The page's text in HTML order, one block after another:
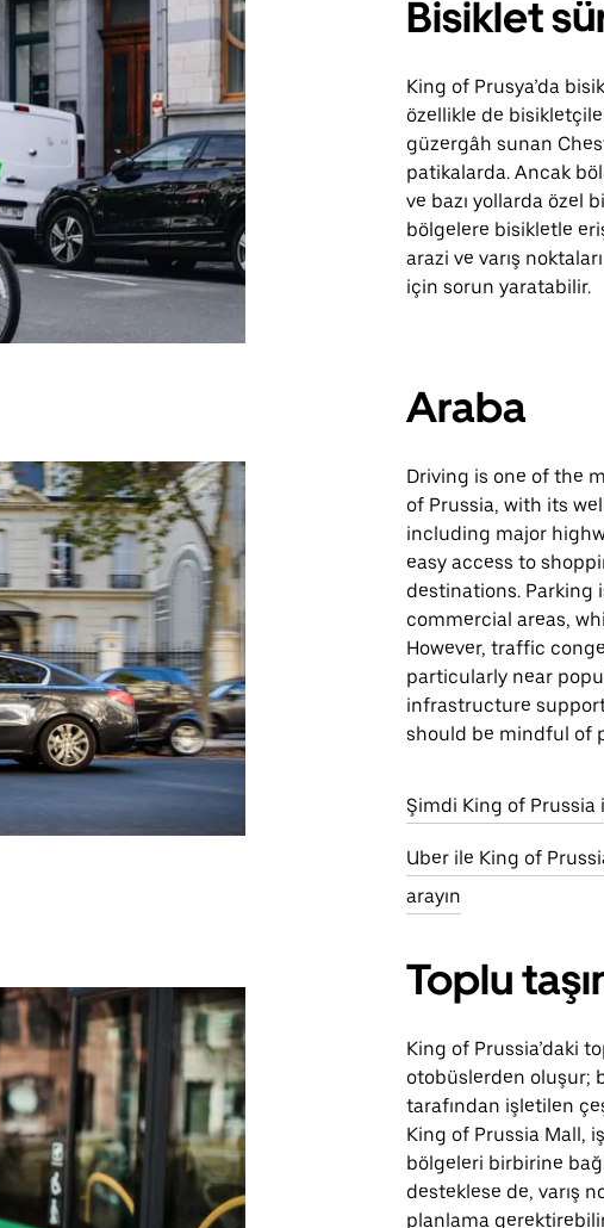
Bisiklet
King of Prusya’da
özellikle de
güzergâh sunan
patikalarda. Ancak
ve bazı yollarda özel
bölgelere bisikletle
arazi ve varış
için sorun yaratabilir.
Araba
Driving is one of the
of Prussia, with its
including major
easy access to
destinations. Parking
commercial areas,
However, traffic
particularly near
infrastructure
should be mindful of
Şimdi King of
Uber ile King of
arayın
Toplu
King of Prussia’daki
otobüslerden oluşur;
tarafından işletilen
King of Prussia Mall,
bölgeleri birbirine
desteklese de, varış
planlama